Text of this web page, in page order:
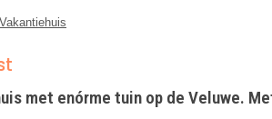
Vakantiehuis
met enórme tuin op de Veluwe.